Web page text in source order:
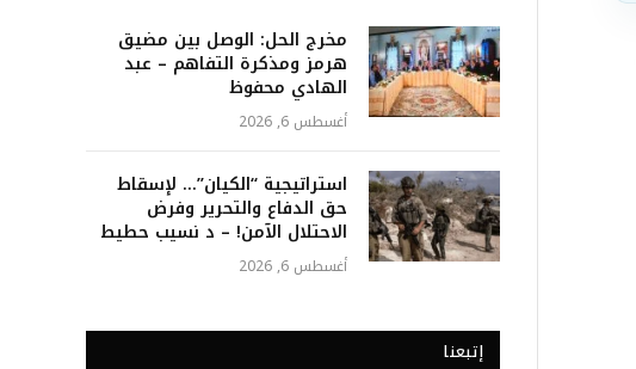
مخرج الحل: الوصل بين مضيق
هرمز ومذكرة التفاهم – عبد
الهادي محفوظ
أغسطس 6, 2026
استراتيجية “الكيان”… لإسقاط
حق الدفاع والتحرير وفرض
الاحتلال الآمن! – د نسيب حطيط
أغسطس 6, 2026
إتبعنا